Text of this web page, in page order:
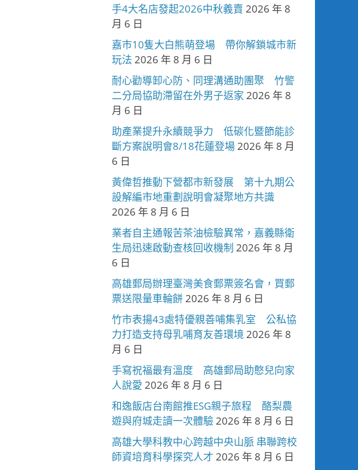
手4大名店發起2026中秋義賣 2026 年 8
月 6 日
嘉市10隻大白熊萌登場 帶你解鎖城市新
玩法 2026 年 8 月 6 日
耐心勸導卸心防、同理溝通助團聚 竹警
二分局協助滯留在外男子返家 2026 年 8
月 6 日
助產業提升永續競爭力 低碳化暨節能診
斷方案說明會8/18花蓮登場2026 年 8 月
6 日
黃偉哲推動下營都市新發展 第十九期公
設解編市地重劃說明會凝聚地方共識
2026 年 8 月 6 日
業者自主通報苦茶油檢驗異常，嘉義縣衛
生局迅速啟動查核回收機制 2026 年 8 月
6 日
高雄郵局辦理臺灣美食郵票簽名會，買郵
票送限量車輪餅2026 年 8 月 6 日
竹市表揚43處特優親善哺集乳室 公私協
力打造支持母乳哺育友善環境2026 年 8
月 6 日
手寫祝福最有溫度 高雄郵局助憨兒向家
人說愛 2026 年 8 月 6 日
和逸飯店台南館推ESG親子旅程 酪梨農
遊與府城走讀一次體驗2026 年 8 月 6 日
高雄大學科教中心跨越中央山脈 串聯跨校
師資培育科學探究人才 2026 年 8 月 6 日